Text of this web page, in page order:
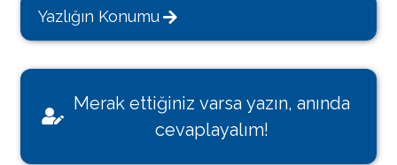
Yazlığın Konumu
Merak ettiğiniz varsa yazın, anında
cevaplayalım!